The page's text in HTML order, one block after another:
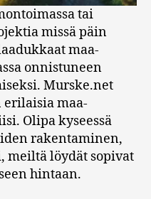
tai
missä päin
maa-
onnistuneen
Murske.net
maa-
Olipa kyseessä
rakentaminen,
meiltä löydät sopivat
hintaan.